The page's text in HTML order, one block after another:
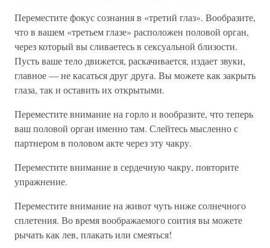
Переместите фокус сознания в «третий глаз». Вообразите,
что в вашем «третьем глазе» расположен половой орган,
через который вы сливаетесь в сексуальной близости.
Пусть ваше тело движется, раскачивается, издает звуки,
главное — не касаться друг друга. Вы можете как закрыть
глаза, так и оставить их открытыми.
Переместите внимание на горло и вообразите, что теперь
ваш половой орган именно там. Слейтесь мысленно с
партнером в половом акте через эту чакру.
Переместите внимание в сердечную чакру, повторите
упражнение.
Переместите внимание на живот чуть ниже солнечного
сплетения. Во время воображаемого соития вы можете
рычать как лев, плакать или смеяться!